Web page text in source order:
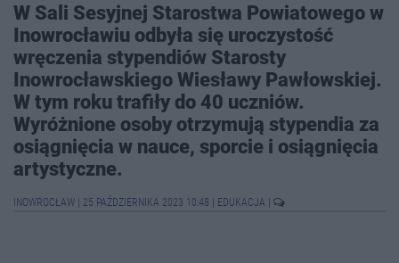
W Sali Sesyjnej Starostwa Powiatowego w
Inowrocławiu odbyła się uroczystość
wręczenia stypendiów Starosty
Inowrocławskiego Wiesławy Pawłowskiej.
W tym roku trafiły do 40 uczniów.
Wyróżnione osoby otrzymują stypendia za
osiągnięcia w nauce, sporcie i osiągnięcia
artystyczne.
INOWROCŁAW 25 PAŹDZIERNIKA 2023 10:48 EDUKACJA